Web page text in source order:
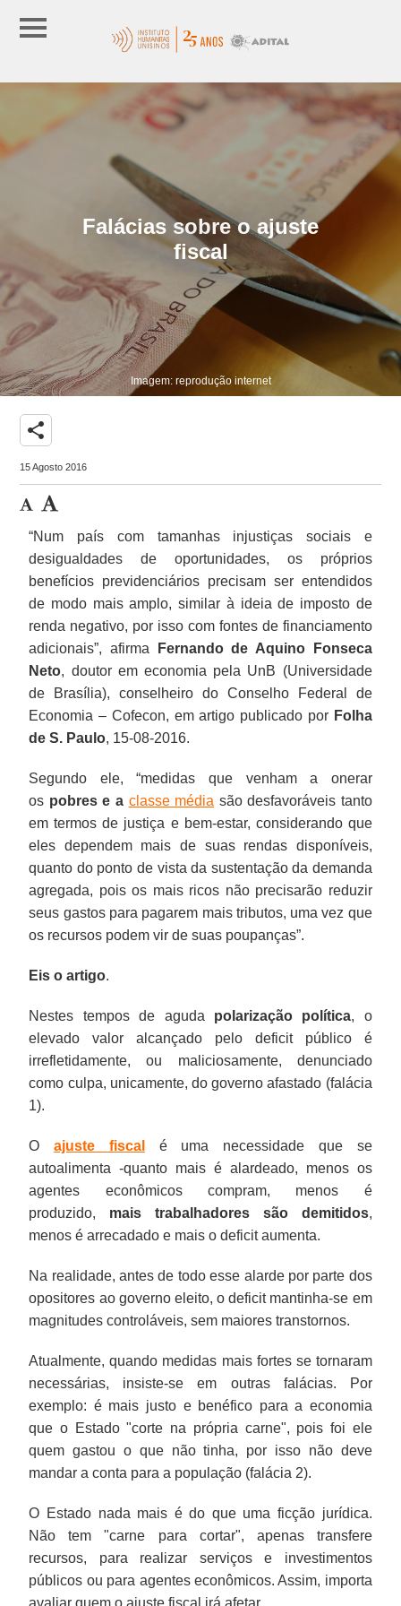
Falácias sobre o ajuste
fiscal
Imagem: reprodução internet
share
15 Agosto 2016
“Num país com tamanhas injustiças sociais e
desigualdades de oportunidades, os próprios
benefícios previdenciários precisam ser entendidos
de modo mais amplo, similar à ideia de imposto de
renda negativo, por isso com fontes de financiamento
adicionais”, afirma
Fernando de Aquino Fonseca
Neto, doutor em economia pela UnB (Universidade
de Brasília), conselheiro do Conselho Federal de
Economia – Cofecon, em artigo publicado por Folha
de S. Paulo, 15-08-2016.
Segundo ele, “medidas que venham a onerar
os pobres e a classe média são desfavoráveis tanto
em termos de justiça e bem-estar, considerando que
eles dependem mais de suas rendas disponíveis,
quanto do ponto de vista da sustentação da demanda
agregada, pois os mais ricos não precisarão reduzir
seus gastos para pagarem mais tributos, uma vez que
os recursos podem vir de suas poupanças”.
Eis o artigo.
Nestes tempos de aguda polarização política, o
elevado valor alcançado pelo deficit público é
irrefletidamente, ou maliciosamente, denunciado
como culpa, unicamente, do governo afastado (falácia
1).
Oajuste fiscal
é uma necessidade que se
autoalimenta -quanto mais é alardeado, menos os
agentes econômicos compram, menos é
produzido, mais trabalhadores são demitidos,
menos é arrecadado e mais o deficit aumenta.
Na realidade, antes de todo esse alarde por parte dos
opositores ao governo eleito, o deficit mantinha-se em
magnitudes controláveis, sem maiores transtornos.
Atualmente, quando medidas mais fortes se tornaram
necessárias, insiste-se em outras falácias. Por
exemplo: é mais justo e benéfico para a economia
que o Estado "corte na própria carne", pois foi ele
quem gastou o que não tinha, por isso não deve
mandar a conta para a população (falácia 2).
O Estado nada mais é do que uma ficção jurídica.
Não tem "carne para cortar", apenas transfere
recursos, para realizar serviços e investimentos
públicos ou para agentes econômicos. Assim, importa
avaliar quem o ajuste fiscal irá afetar.